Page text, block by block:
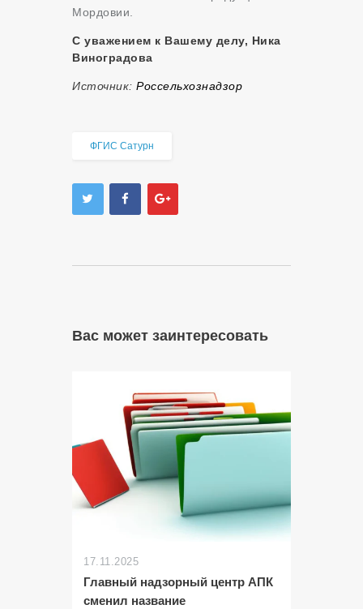
Мордовии.
С уважением к Вашему делу, Ника
Виноградова
Источник: Россельхознадзор
ФГИС Сатурн
Вас может заинтересовать
17.11.2025
Главный надзорный центр АПК
сменил название